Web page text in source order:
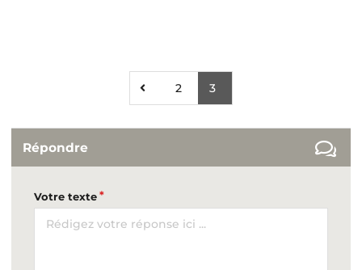
2 3
Répondre
Votre texte